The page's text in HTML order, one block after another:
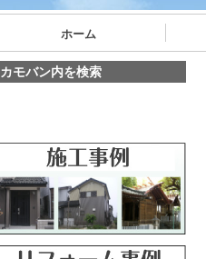
ホーム
カモバン内を検索